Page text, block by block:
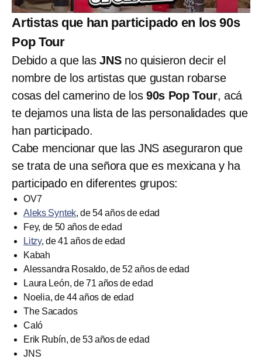
Artistas que han participado en los 90s
Pop Tour
Debido a que las JNSno quisieron decir el
nombre de los artistas que gustan robarse
cosas del camerino de los 90s Pop Tour, acá
te dejamos una lista de las personalidades que
han participado.
Cabe mencionar que las JNS aseguraron que
se trata de una señora que es mexicana y ha
participado en diferentes grupos:
OV7
Aleks Syntek, de 54 años de edad
Fey, de 50 años de edad
Litzy, de 41 años de edad
Kabah
Alessandra Rosaldo, de 52 años de edad
Laura León, de 71 años de edad
Noelia, de 44 años de edad
The Sacados
Caló
Erik Rubín, de 53 años de edad
JNS